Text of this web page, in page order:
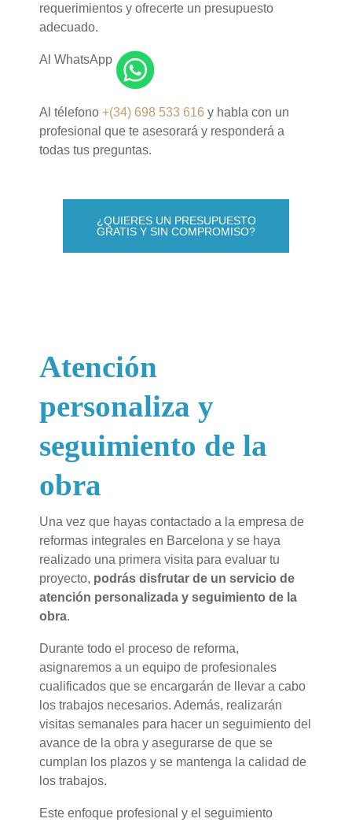
requerimientos y ofrecerte un presupuesto
adecuado.
Al WhatsApp
Al télefono +(34) 698 533 616 y habla con un
profesional que te asesorará y responderá a
todas tus preguntas.
¿QUIERES UN PRESUPUESTO
GRATIS Y SIN COMPROMISO?
Atención
personaliza y
seguimiento de la
obra
Una vez que hayas contactado a la empresa de
reformas integrales en Barcelona y se haya
realizado una primera visita para evaluar tu
proyecto, podrás disfrutar de un servicio de
atención personalizada y seguimiento de la
obra.
Durante todo el proceso de reforma,
asignaremos a un equipo de profesionales
cualificados que se encargarán de llevar a cabo
los trabajos necesarios. Además, realizarán
visitas semanales para hacer un seguimiento del
avance de la obra y asegurarse de que se
cumplan los plazos y se mantenga la calidad de
los trabajos.
Este enfoque profesional y el seguimiento